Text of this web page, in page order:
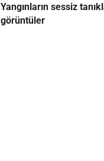
Yangınların sessiz
görüntüler